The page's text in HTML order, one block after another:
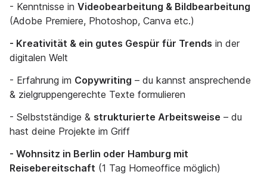
- Kenntnisse in Videobearbeitung & Bildbearbeitung
(Adobe Premiere, Photoshop, Canva etc.)
- Kreativität & ein gutes Gespür für Trends in der
digitalen Welt
- Erfahrung im Copywriting – du kannst ansprechende
& zielgruppengerechte Texte formulieren
- Selbstständige & strukturierte Arbeitsweise – du
hast deine Projekte im Griff
- Wohnsitz in Berlin oder Hamburg mit
Reisebereitschaft (1 Tag Homeoffice möglich)